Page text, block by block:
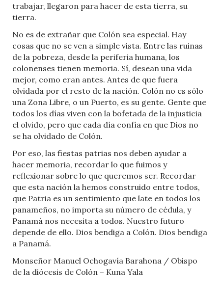
trabajar, llegaron para hacer de esta tierra, su
tierra.
No es de extrañar que Colón sea especial. Hay
cosas que no se ven a simple vista. Entre las ruinas
de la pobreza, desde la periferia humana, los
colonenses tienen memoria. Sí, desean una vida
mejor, como eran antes. Antes de que fuera
olvidada por el resto de la nación. Colón no es sólo
una Zona Libre, o un Puerto, es su gente. Gente que
todos los días viven con la bofetada de la injusticia
el olvido, pero que cada día confía en que Dios no
se ha olvidado de Colón.
Por eso, las fiestas patrias nos deben ayudar a
hacer memoria, recordar lo que fuimos y
reflexionar sobre lo que queremos ser. Recordar
que esta nación la hemos construido entre todos,
que Patria es un sentimiento que late en todos los
panameños, no importa su número de cédula, y
Panamá nos necesita a todos. Nuestro futuro
depende de ello. Dios bendiga a Colón. Dios bendiga
a Panamá.
Monseñor Manuel Ochogavía Barahona / Obispo
de la diócesis de Colón – Kuna Yala